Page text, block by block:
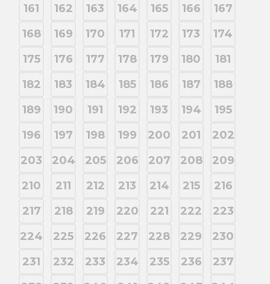
161
162 163 164 165 166
167
168
169 170 171 172 173
174
175
176 177 178 179 180
181
182
183 184 185 186 187
188
189
190 191 192 193 194
195
196
197 198 199 200 201
202
203
204 205 206 207 208
209
210
211 212 213 214 215
216
217
218 219 220 221 222
223
224
225 226 227 228 229
230
231
232 233 234 235 236
237